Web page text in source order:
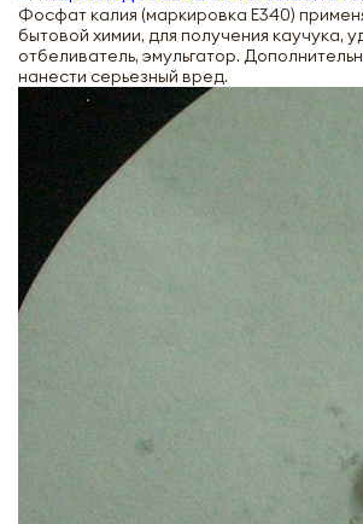
Фосфат калия (маркировка Е340)
бытовой химии, для получения каучука,
отбеливатель, эмульгатор.
нанести серьезный вред.